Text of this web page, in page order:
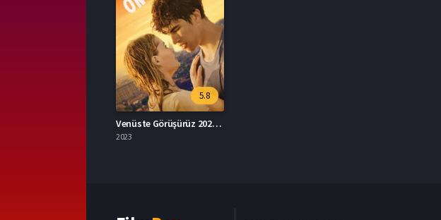
5.8
Venüste Görüşürüz 2023 – See You on Venus 1080p Turkce Altyazi izle
2023